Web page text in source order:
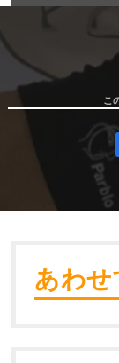
あわせ